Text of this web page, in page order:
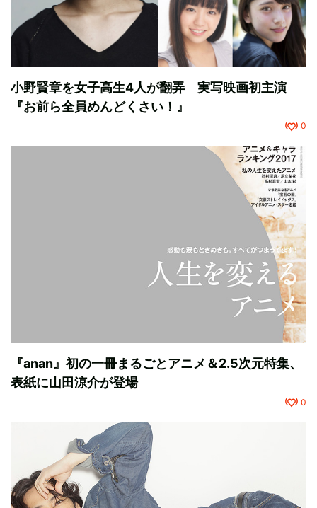
小野賢章を女子高生4人が翻弄 実写映画初主演
『お前ら全員めんどくさい！』
0
『anan』初の一冊まるごとアニメ＆2.5次元特集、
表紙に山田涼介が登場
0